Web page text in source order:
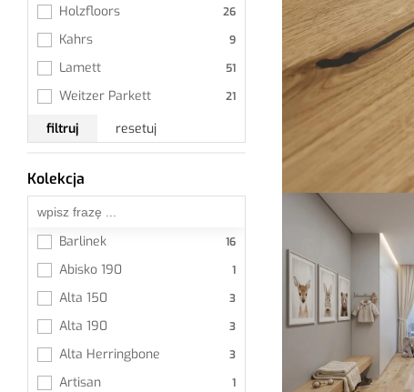
Holzfloors
Kahrs
Lamett
Weitzer Parkett
filtruj
resetuj
Kolekcja
Barlinek
Abisko 190
Alta 150
Alta 190
Alta Herringbone
Artisan